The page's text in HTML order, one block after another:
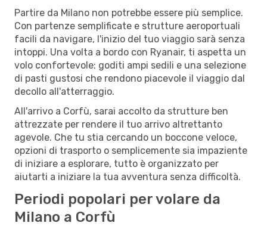
Partire da Milano non potrebbe essere più semplice.
Con partenze semplificate e strutture aeroportuali
facili da navigare, l'inizio del tuo viaggio sarà senza
intoppi. Una volta a bordo con Ryanair, ti aspetta un
volo confortevole: goditi ampi sedili e una selezione
di pasti gustosi che rendono piacevole il viaggio dal
decollo all'atterraggio.
All'arrivo a Corfù, sarai accolto da strutture ben
attrezzate per rendere il tuo arrivo altrettanto
agevole. Che tu stia cercando un boccone veloce,
opzioni di trasporto o semplicemente sia impaziente
di iniziare a esplorare, tutto è organizzato per
aiutarti a iniziare la tua avventura senza difficoltà.
Periodi popolari per volare da
Milano a Corfù